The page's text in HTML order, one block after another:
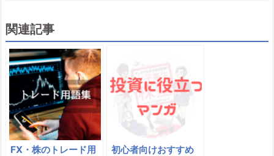
関連記事
FX・株のトレード用 初心者向けおすすめ